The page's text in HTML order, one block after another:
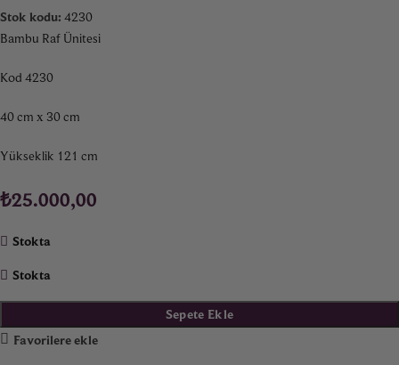
Stok kodu: 4230
Bambu Raf Ünitesi
Kod 4230
40 cm x 30 cm
Yükseklik 121 cm
₺25.000,00
Stokta
Stokta
Sepete Ekle
Favorilere ekle